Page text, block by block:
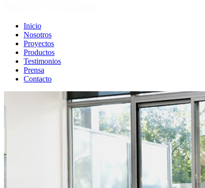
Inicio
Nosotros
Proyectos
Productos
Testimonios
Prensa
Contacto